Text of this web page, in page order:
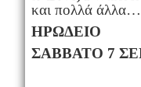
και πολλά άλλα…
ΗΡΩΔΕΙΟ
ΣΑΒΒΑΤΟ 7